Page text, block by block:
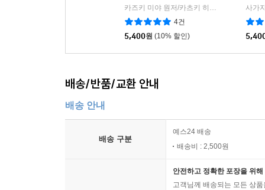
카즈키 미야 원저/카츠키 히카루 글그림 | 대
4건
5,400원 (10% 할인)
배송/반품/교환 안내
배송 안내
배송 구분
예스24 배송
배송비 : 2,500원
안전하고 정확한 포장을 위
고객님께 배송되는 모든 상